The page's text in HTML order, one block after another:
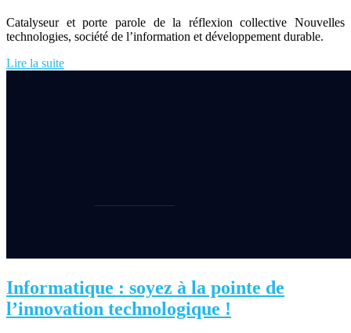
Catalyseur et porte parole de la réflexion collective Nouvelles
technologies, société de l’information et développement durable.
Lire la suite
Informatique : soyez à la pointe de
l’innovation technologique !